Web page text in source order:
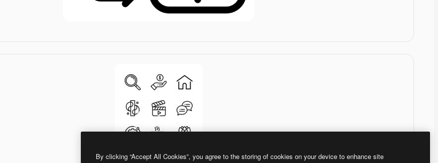
Detailed Rounded Lineal
By clicking “Accept All Cookies”, you agree to the storing of cookies on your device to enhance site